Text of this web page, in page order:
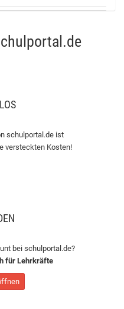
schulportal.de ist
versteckten Kosten!
bei schulportal.de?
für Lehrkräfte